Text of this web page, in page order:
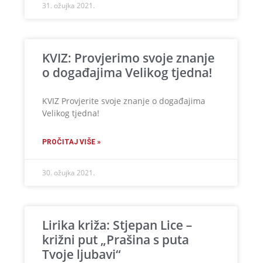
31. ožujka 2021.
KVIZ: Provjerimo svoje znanje
o događajima Velikog tjedna!
KVIZ Provjerite svoje znanje o događajima
Velikog tjedna!
PROČITAJ VIŠE »
30. ožujka 2021.
Lirika križa: Stjepan Lice –
križni put „Prašina s puta
Tvoje ljubavi“